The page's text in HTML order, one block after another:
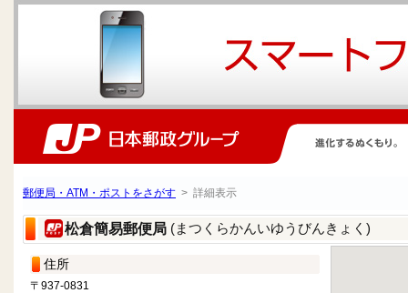
郵便局・ATM・ポストをさがす > 詳細表示
松倉簡易郵便局 (まつくらかんいゆうびんきょく)
住所
〒937-0831